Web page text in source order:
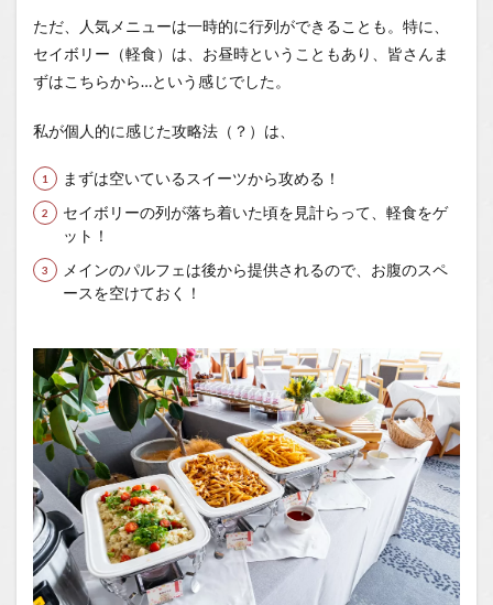
ただ、人気メニューは一時的に行列ができることも。特に、
セイボリー（軽食）は、お昼時ということもあり、皆さんま
ずはこちらから…という感じでした。
私が個人的に感じた攻略法（？）は、
まずは空いているスイーツから攻める！
セイボリーの列が落ち着いた頃を見計らって、軽食をゲ
ット！
メインのパルフェは後から提供されるので、お腹のスペ
ースを空けておく！